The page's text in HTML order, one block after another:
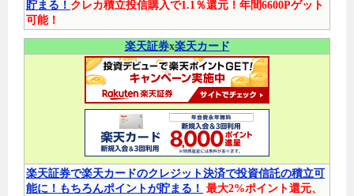
貯まる！ クレカ積立投信購入で1.1％還元！年間6600Pゲット
可能！
楽天証券x楽天カード
楽天証券で楽天カードのクレジット決済で投資信託の積立可
能に！もちろんポイントが貯まる！ 最大2%ポイント還元、